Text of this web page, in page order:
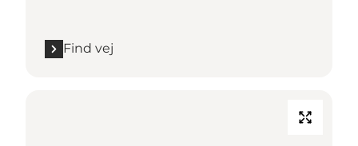
Find vej